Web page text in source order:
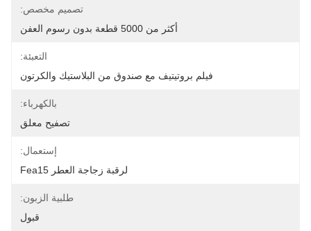
تصميم مخصص:
أكثر من 5000 قطعة بدون رسوم العفن
التعبئة:
فيلم بروتيتيف مع صندوق من البلاستيك والكرتون
بالكهرباء:
تصفيح معلق
إستعمال:
لرقبة زجاجة العطر Fea15
طلبية الزبون:
قبول